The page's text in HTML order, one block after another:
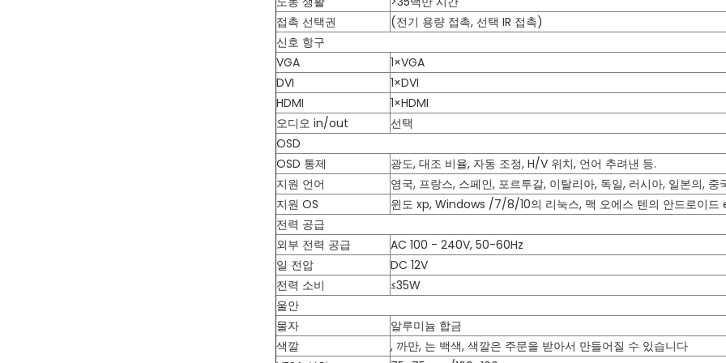
접촉 선택권
(전기 용량 접촉, 선택 IR 접촉)
신호 항구
VGA
1×VGA
DVI
1×DVI
HDMI
1×HDMI
오디오 in/out
선택
OSD
OSD 통제
광도, 대조 비율, 자동 조정, H/V 위치, 언어 추려낸 등.
지원 언어
영국, 프랑스, 스페인, 포르투갈, 이탈리아, 독일, 러시아, 일본의, 중
지원 OS
윈도 xp, Windows /7/8/10의 리눅스, 맥 오에스 텐의 안드로이드
전력 공급
외부 전력 공급
AC 100 - 240V, 50-60Hz
일 전압
DC 12V
전력 소비
≤35W
울안
물자
알루미늄 합금
색깔
, 까만, 는 백색, 색깔은 주문을 받아서 만들어질 수 있습니다